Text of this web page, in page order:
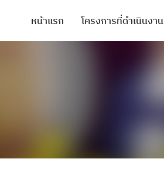
หน้าแรก โครงการที่ดำเนินงาน